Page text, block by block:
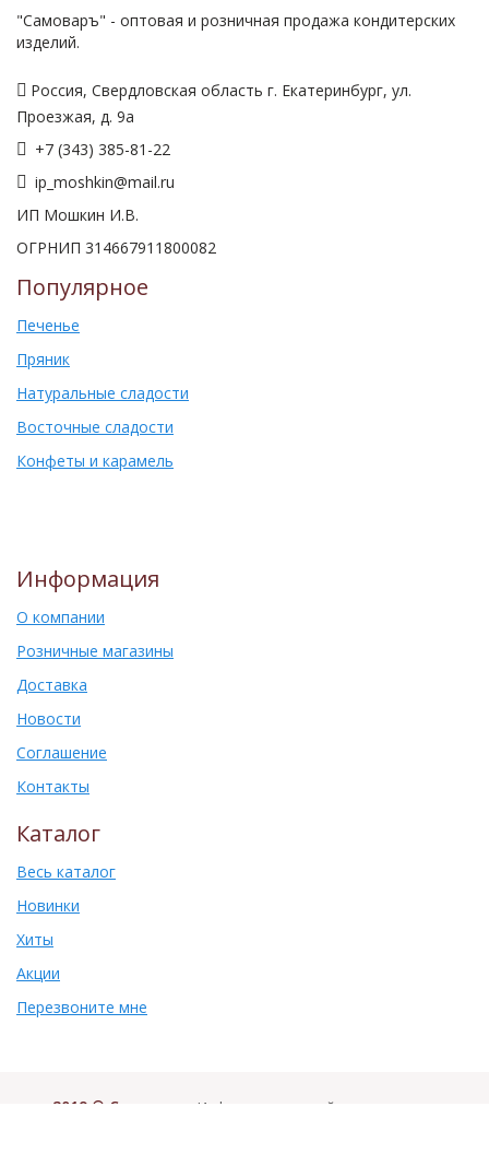
"Самоваръ" - оптовая и розничная продажа кондитерских
изделий.
Россия, Свердловская область г. Екатеринбург, ул.
Проезжая, д. 9а
+7 (343) 385-81-22
ip_moshkin@mail.ru
ИП Мошкин И.В.
ОГРНИП 314667911800082
Популярное
Печенье
Пряник
Натуральные сладости
Восточные сладости
Конфеты и карамель
Информация
О компании
Розничные магазины
Доставка
Новости
Соглашение
Контакты
Каталог
Весь каталог
Новинки
Хиты
Акции
Перезвоните мне
2019 © Самоваръ
. Информация на сайте не является